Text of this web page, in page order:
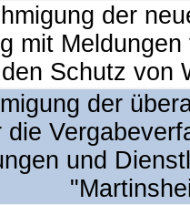
der
mit
den Schutz von
der
die
und